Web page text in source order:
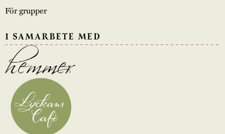
För grupper
I SAMARBETE MED